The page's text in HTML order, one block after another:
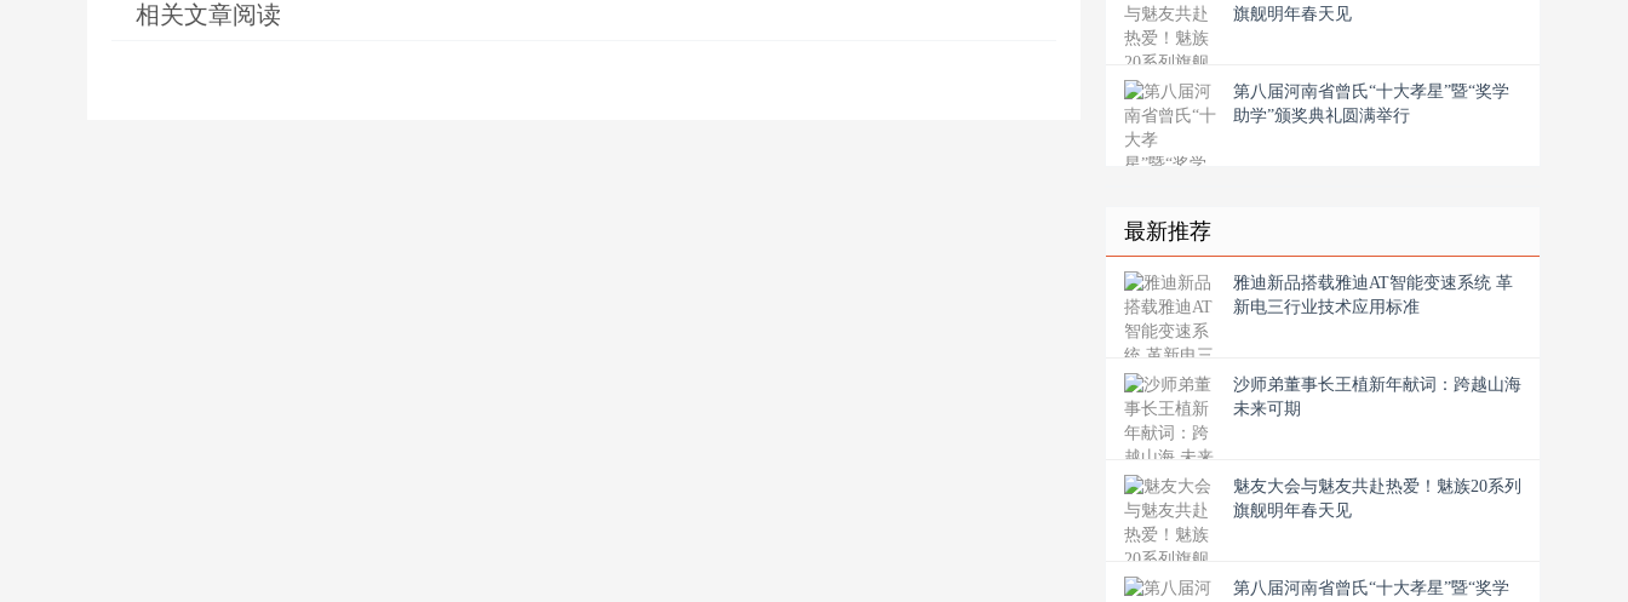
相关文章阅读
旗舰明年春天见
第八届河南省曾氏“十大孝星”暨“奖学
助学”颁奖典礼圆满举行
最新推荐
雅迪新品搭载雅迪AT智能变速系统 革
新电三行业技术应用标准
沙师弟董事长王植新年献词：跨越山海
未来可期
魅友大会与魅友共赴热爱！魅族20系列
旗舰明年春天见
第八届河南省曾氏“十大孝星”暨“奖学